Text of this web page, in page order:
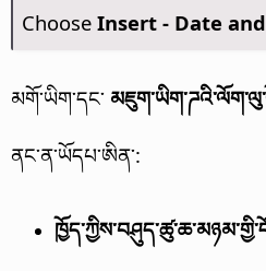
Choose Insert - Date
མགོ་ཡིག་དང་
ནང་ན་ཡོདཔ་ཨིན་: